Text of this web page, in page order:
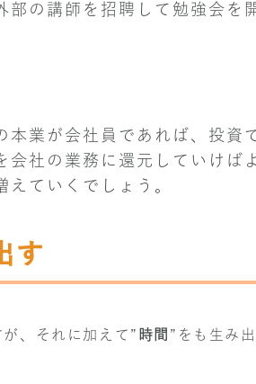
の講師を招聘して勉強会を
業が会社員であれば、投資
社の業務に還元していけば
ていくでしょう。
す
、それに加えて” 時間 ”をも生み